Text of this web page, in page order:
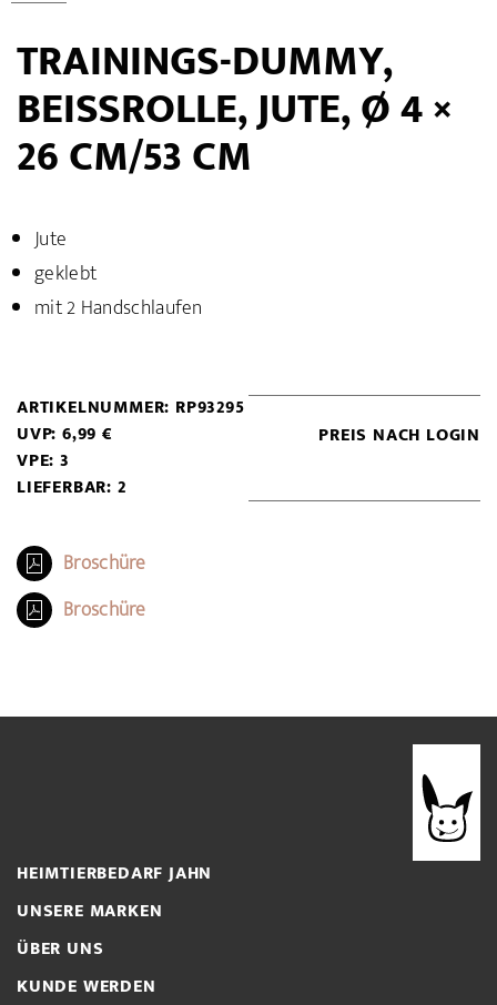
TRAININGS-DUMMY,
BEISSROLLE, JUTE, Ø 4 × 2
6 CM/53 CM
Jute
geklebt
mit 2 Handschlaufen
ARTIKELNUMMER: RP93295
UVP: 6,99 €
VPE: 3
LIEFERBAR: 2
PREIS NACH LOGIN
Broschüre
Broschüre
HEIMTIERBEDARF JAHN
UNSERE MARKEN
ÜBER UNS
KUNDE WERDEN